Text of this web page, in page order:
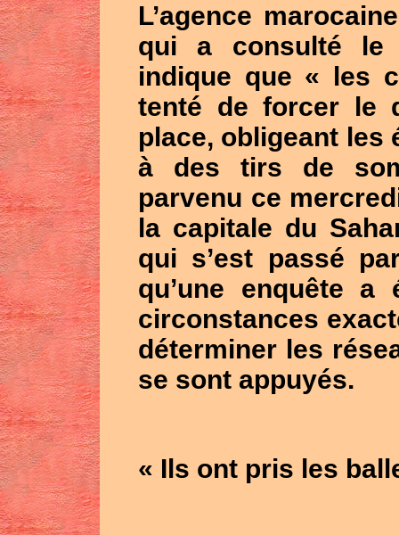
L’agence
qui a consulté le
indique que « les
tenté de forcer le
place, obligeant les
à des tirs de
parvenu ce
la capitale du
qui s’est passé
qu’une enquête
circonstances
déterminer les
se sont appuyés.
« Ils ont pris les